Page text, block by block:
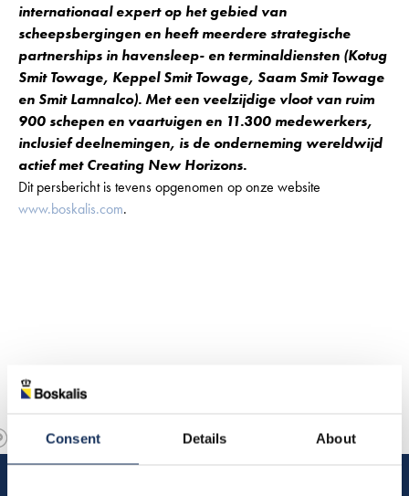
Consent Details About
internationaal expert op het gebied van
scheepsbergingen en heeft meerdere strategische
partnerships in havensleep- en terminaldiensten (Kotug
Smit Towage, Keppel Smit Towage, Saam Smit Towage
en Smit Lamnalco). Met een veelzijdige vloot van ruim
900 schepen en vaartuigen en 11.300 medewerkers,
inclusief deelnemingen, is de onderneming wereldwijd
actief met Creating New Horizons.
Dit persbericht is tevens opgenomen op onze website
www.boskalis.com.